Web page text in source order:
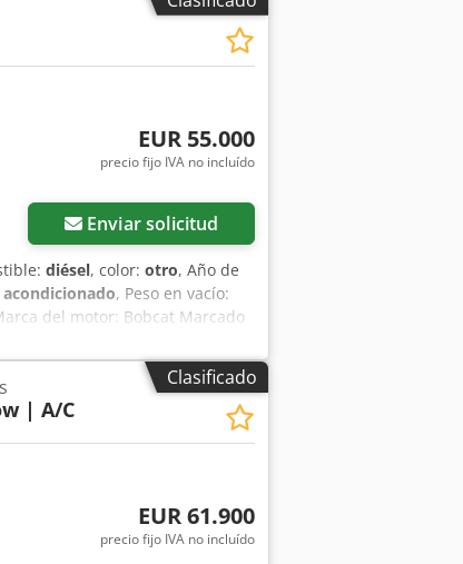
del brazo - Orugas de goma -
= Observaciones =
País de fabricación: EE. UU.
grande, cámara de marcha
EUR 55.000
precio fijo IVA no incluído
Enviar solicitud
diésel, color: otro, Año de
, Peso en vacío:
del motor: Bobcat Marcado
y equipamiento = - 3er
D D Slo Akqjk
control de marcha, aireClasificado
| A/C
EUR 61.900
precio fijo IVA no incluído